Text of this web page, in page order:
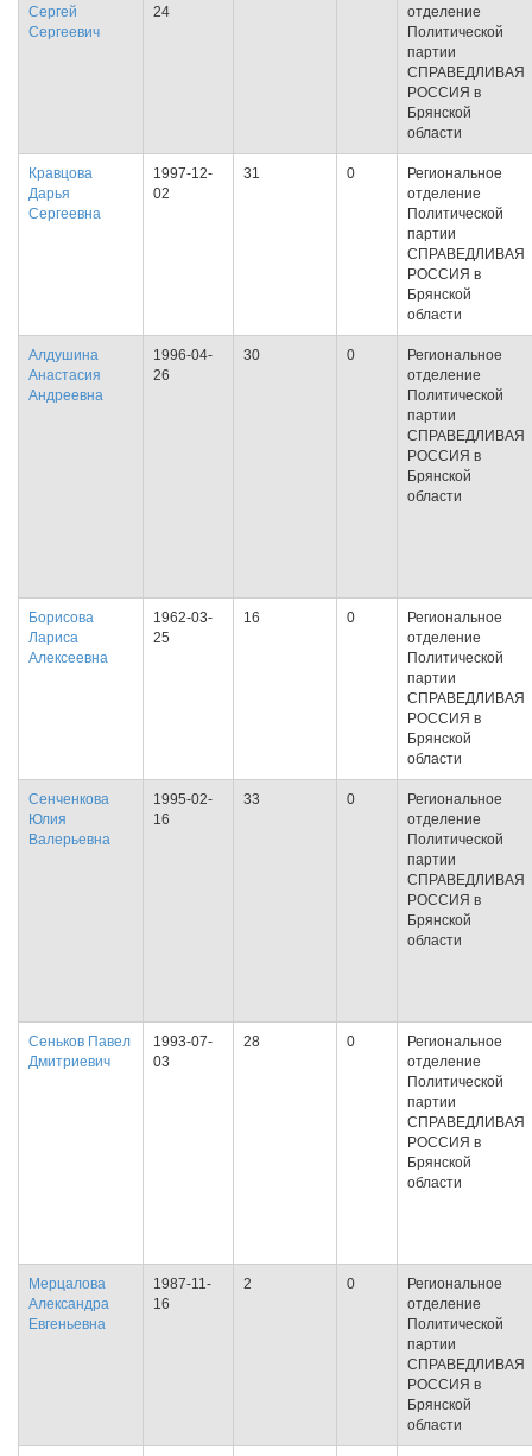
Сергей
Сергеевич
24
отделение
Политической
партии
СПРАВЕДЛИВАЯ
РОССИЯ в
Брянской
области
Кравцова
Дарья
Сергеевна
1997-12-
02
31 0
Региональное
отделение
Политической
партии
СПРАВЕДЛИВАЯ
РОССИЯ в
Брянской
области
Алдушина
Анастасия
Андреевна
1996-04-
26
30 0
Региональное
отделение
Политической
партии
СПРАВЕДЛИВАЯ
РОССИЯ в
Брянской
области
Борисова
Лариса
Алексеевна
1962-03-
25
16 0
Региональное
отделение
Политической
партии
СПРАВЕДЛИВАЯ
РОССИЯ в
Брянской
области
Сенченкова
Юлия
Валерьевна
1995-02-
16
33 0
Региональное
отделение
Политической
партии
СПРАВЕДЛИВАЯ
РОССИЯ в
Брянской
области
Сеньков Павел
Дмитриевич
1993-07-
03
28 0
Региональное
отделение
Политической
партии
СПРАВЕДЛИВАЯ
РОССИЯ в
Брянской
области
Мерцалова
Александра
Евгеньевна
1987-11-
16
2 0
Региональное
отделение
Политической
партии
СПРАВЕДЛИВАЯ
РОССИЯ в
Брянской
области